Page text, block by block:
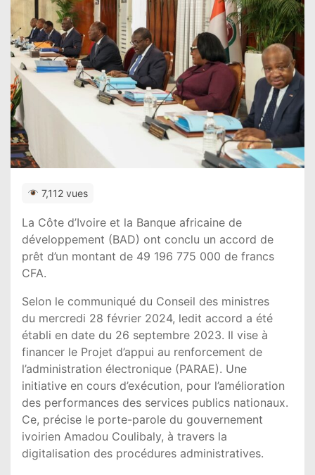
7,112 vues
La Côte d’Ivoire et la Banque africaine de
développement (BAD) ont conclu un accord de
prêt d’un montant de 49 196 775 000 de francs
CFA.
Selon le communiqué du Conseil des ministres
du mercredi 28 février 2024, ledit accord a été
établi en date du 26 septembre 2023. Il vise à
financer le Projet d’appui au renforcement de
l’administration électronique (PARAE). Une
initiative en cours d’exécution, pour l’amélioration
des performances des services publics nationaux.
Ce, précise le porte-parole du gouvernement
ivoirien Amadou Coulibaly, à travers la
digitalisation des procédures administratives.